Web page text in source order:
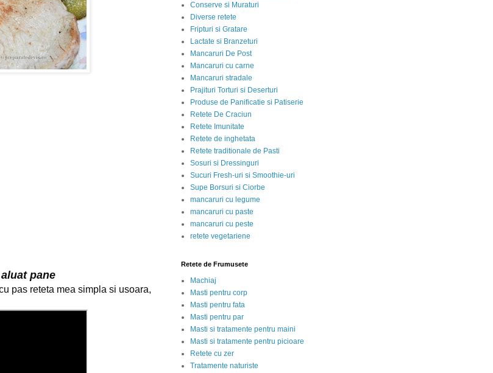
pane
Conserve si Muraturi
Diverse retete
Fripturi si Gratare
Lactate si Branzeturi
Mancaruri De Post
Mancaruri cu carne
Mancaruri stradale
Prajituri Torturi si Deserturi
Produse de Panificatie si Patiserie
Retete De Craciun
Retete Imunitate
Retete de inghetata
Retete traditionale de Pasti
Sosuri si Dressinguri
Sucuri Fresh-uri si Smoothie-uri
Supe Borsuri si Ciorbe
mancaruri cu legume
mancaruri cu paste
mancaruri cu peste
retete vegetariene
Retete de Frumusete
Machiaj
Masti pentru corp
Masti pentru fata
Masti pentru par
Masti si tratamente pentru maini
Masti si tratamente pentru picioare
Retete cu zer
Tratamente naturiste